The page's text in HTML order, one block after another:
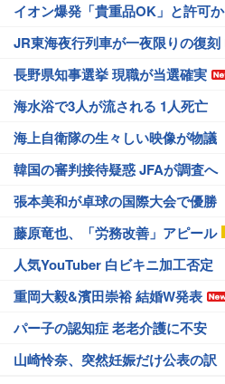
イオン爆発「貴重品OK」と許可か
JR東海夜行列車が一夜限りの復刻
長野県知事選挙 現職が当選確実
海水浴で3人が流される 1人死亡
海上自衛隊の生々しい映像が物議
韓国の審判接待疑惑 JFAが調査へ
張本美和が卓球の国際大会で優勝
藤原竜也、「労務改善」アピール
人気YouTuber 白ビキニ加工否定
重岡大毅&濱田崇裕 結婚W発表
パー子の認知症 老老介護に不安
山崎怜奈、突然妊娠だけ公表の訳